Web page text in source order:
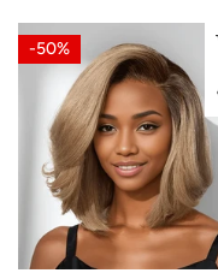
Boucles
Naturelle
Guleless
13x4
Perruque
Couleur
Blond
Cendré
Ombre
-50%